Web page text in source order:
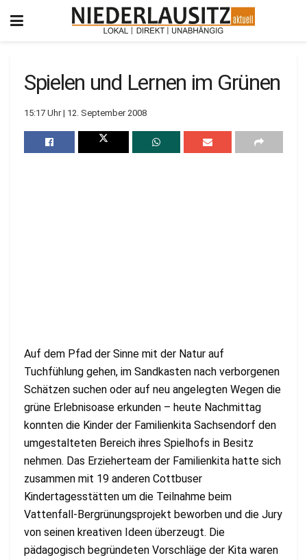
Spielen und Lernen im Grünen
15:17 Uhr | 12. September 2008
Auf dem Pfad der Sinne mit der Natur auf
Tuchfühlung gehen, im Sandkasten nach verborgenen
Schätzen suchen oder auf neu angelegten Wegen die
grüne Erlebnisoase erkunden – heute Nachmittag
konnten die Kinder der Familienkita Sachsendorf den
umgestalteten Bereich ihres Spielhofs in Besitz
nehmen. Das Erzieherteam der Familienkita hatte sich
zusammen mit 19 anderen Cottbuser
Kindertagesstätten um die Teilnahme beim
Vattenfall-Bergrünungsprojekt beworben und die Jury
von seinen kreativen Ideen überzeugt. Die
pädagogisch begründeten Vorschläge der Kita waren